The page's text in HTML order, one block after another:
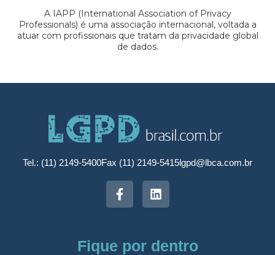
A IAPP (International Association of Privacy
Professionals) é uma associação internacional, voltada a
atuar com profissionais que tratam da privacidade global
de dados.
Tel.: (11) 2149-5400Fax (11) 2149-5415lgpd@lbca.com.br
Fique por dentro